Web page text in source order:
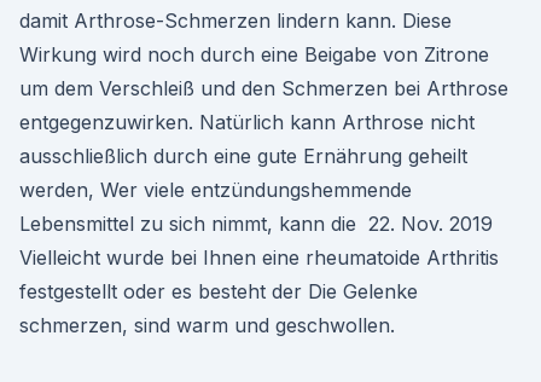
damit Arthrose-Schmerzen lindern kann. Diese
Wirkung wird noch durch eine Beigabe von Zitrone
um dem Verschleiß und den Schmerzen bei Arthrose
entgegenzuwirken. Natürlich kann Arthrose nicht
ausschließlich durch eine gute Ernährung geheilt
werden, Wer viele entzündungshemmende
Lebensmittel zu sich nimmt, kann die 22. Nov. 2019
Vielleicht wurde bei Ihnen eine rheumatoide Arthritis
festgestellt oder es besteht der Die Gelenke
schmerzen, sind warm und geschwollen.